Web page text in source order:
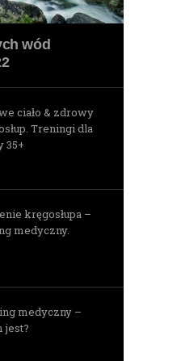
wód
ciało & zdrowy
Treningi dla
35+
kręgosłupa –
medyczny.
medyczny –
jest?